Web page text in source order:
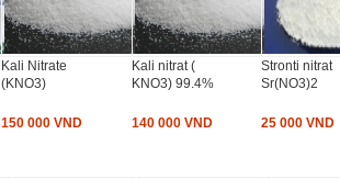
Kali Nitrate
(KNO3)
150 000 VND
Kali nitrat (
KNO3) 99.4%
140 000 VND
Stronti nitrat
Sr(NO3)2
25 000 VND